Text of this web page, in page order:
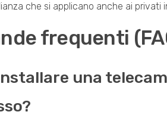
che si applicano anche ai privati
frequenti
una